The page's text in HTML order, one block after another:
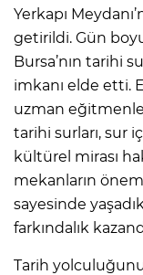
Yerkapı
getirildi. Gün
Bursa’nın tarihi
imkanı elde etti.
uzman
tarihi surları, sur
kültürel mirası
mekanların
sayesinde
farkındalık
Tarih